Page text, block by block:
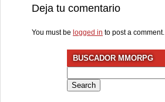
Deja tu comentario
You must be logged in to post a comment.
BUSCADOR MMORPG
for: